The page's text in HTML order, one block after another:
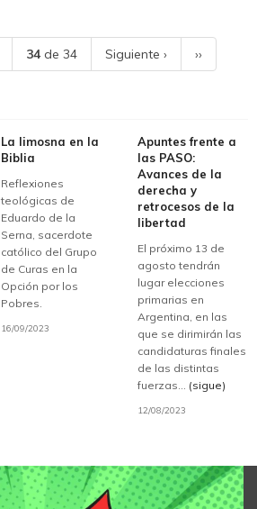
34de 34 Siguiente › ››
La limosna en la
Biblia
Reflexiones
teológicas de
Eduardo de la
Serna, sacerdote
católico del Grupo
de Curas en la
Opción por los
Pobres.
16/09/2023
Apuntes frente a
las PASO:
Avances de la
derecha y
retrocesos de la
libertad
El próximo 13 de
agosto tendrán
lugar elecciones
primarias en
Argentina, en las
que se dirimirán las
candidaturas finales
de las distintas
fuerzas... (sigue)
12/08/2023